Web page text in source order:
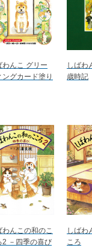
わんこ グリー
ングカード塗り
しばわ
歳時記
わんこの和のこ
2 －四季の喜び
しばわ
ころ